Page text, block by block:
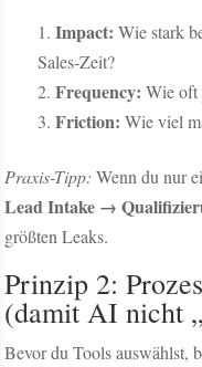
Impact: Wie stark
Sales-Zeit?
Frequency: Wie oft
Friction: Wie viel
Praxis-Tipp: Wenn du nur
Lead Intake →
größten Leaks.
Prinzip 2:
(damit AI nicht
Bevor du Tools auswählst,